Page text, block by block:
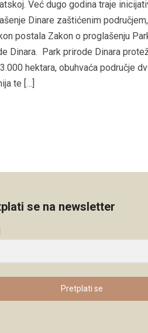
Već dugo godina traje
Dinare zaštićenim
postala Zakon o proglašenju
Dinara. Park prirode Dinara
hektara, obuhvaća područje
te […]
se na newsletter
Pretplati se